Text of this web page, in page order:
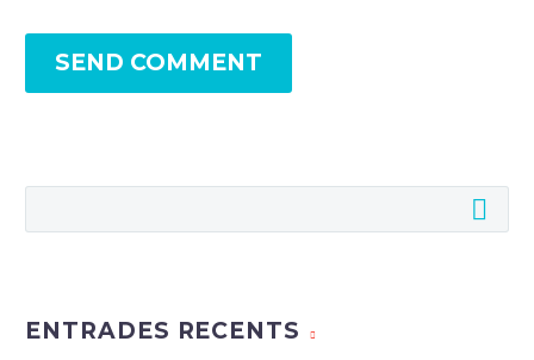
SEND COMMENT
ENTRADES RECENTS